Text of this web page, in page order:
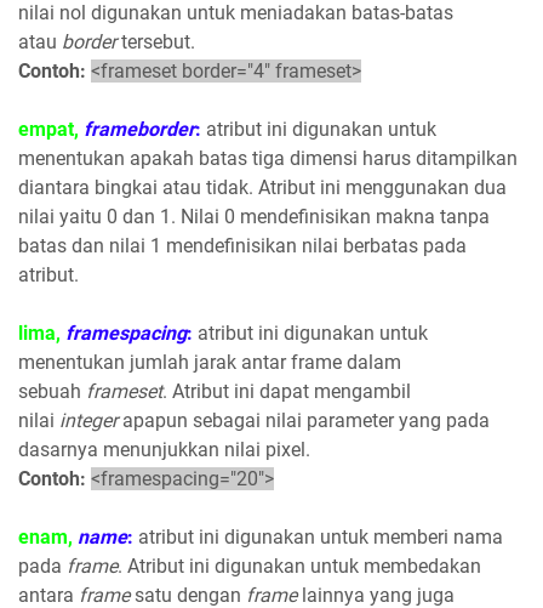
nilai nol digunakan untuk meniadakan batas-batas
atau bordertersebut.
Contoh: <frameset border="4" frameset>
empat, frameborder: atribut ini digunakan untuk
menentukan apakah batas tiga dimensi harus ditampilkan
diantara bingkai atau tidak. Atribut ini menggunakan dua
nilai yaitu 0 dan 1. Nilai 0 mendefinisikan makna tanpa
batas dan nilai 1 mendefinisikan nilai berbatas pada
atribut.
lima, framespacing: atribut ini digunakan untuk
menentukan jumlah jarak antar frame dalam
sebuah frameset. Atribut ini dapat mengambil
nilai integerapapun sebagai nilai parameter yang pada
dasarnya menunjukkan nilai pixel.
Contoh: <framespacing="20">
enam, name: atribut ini digunakan untuk memberi nama
pada frame. Atribut ini digunakan untuk membedakan
antara framesatu dengan framelainnya yang juga